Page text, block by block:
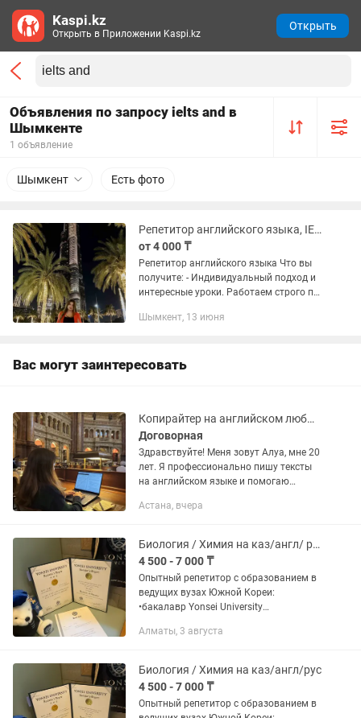
Объявления по запросу ielts and в
Шымкенте
1 объявление
Шымкент Есть фото
Репетитор английского языка, IELTS сор и соч
от 4 000 ₸
Репетитор английского языка Что вы
получите: - Индивидуальный подход и
интересные уроки. Работаем строго по
школ и работы. - Постановка
Шымкент, 13 июня
Вас могут заинтересовать
Копирайтер на английском любые тексты, мотивационные эссе, задания
Договорная
Здравствуйте! Меня зовут Алуа, мне 20
лет. Я профессионально пишу тексты
на английском языке и помогаю
заданиями. Почему мне можно
Астана, вчера
Биология / Химия на каз/англ/ рус
4 500 - 7 000 ₸
Опытный репетитор с образованием в
ведущих вузах Южной Кореи:
•бакалавр Yonsei University
(Korea Advanced Institute of Science and
Алматы, 3 августа
Биология / Химия на каз/англ/рус
4 500 - 7 000 ₸
Опытный репетитор с образованием в
Kaspi.kz
Открыть в Приложении Kaspi.kz
Открыть